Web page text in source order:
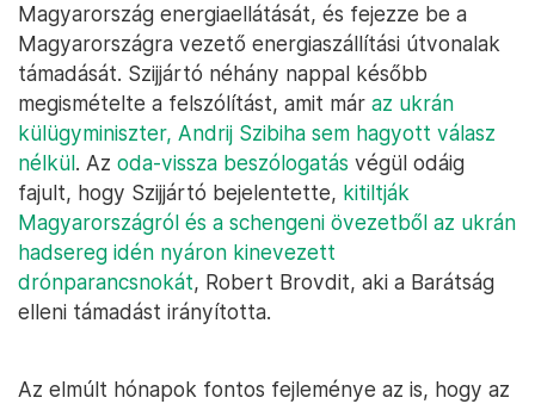
Magyarország energiaellátását, és fejezze be a
Magyarországra vezető energiaszállítási útvonalak
támadását. Szijjártó néhány nappal később
megismételte a felszólítást, amit már az ukrán
külügyminiszter, Andrij Szibiha sem hagyott válasz
nélkül. Az oda-vissza beszólogatás végül odáig
fajult, hogy Szijjártó bejelentette, kitiltják
Magyarországról és a schengeni övezetből az ukrán
hadsereg idén nyáron kinevezett
drónparancsnokát, Robert Brovdit, aki a Barátság
elleni támadást irányította.
Az elmúlt hónapok fontos fejleménye az is, hogy az